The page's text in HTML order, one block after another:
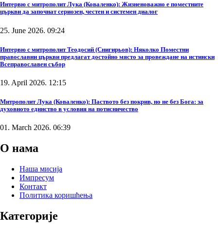
Интервю с митрополит Лука (Коваленко): Жизненоважно е поместните
църкви да започнат сериозен, честен и системен диалог
25. June 2026. 09:24
Интервю с митрополит Теодосий (Снигирьов): Няколко Поместни
православни църкви предлагат достойно място за провеждане на истински
Всеправославен събор
19. April 2026. 12:15
Митрополит Лука (Коваленко): Паството без покрив, но не без Бога: за
духовното единство в условия на потисничество
01. March 2026. 06:39
О нама
Наша мисија
Импресум
Контакт
Политика коришћења
Категорије